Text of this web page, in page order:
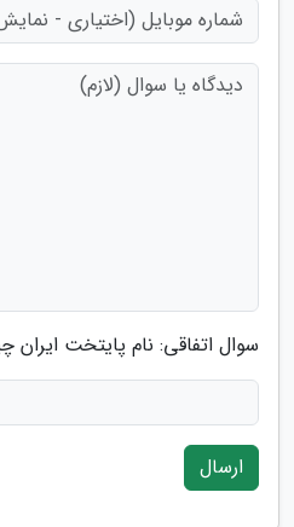
سوال اتفاقی: نام پایتخت
ارسال